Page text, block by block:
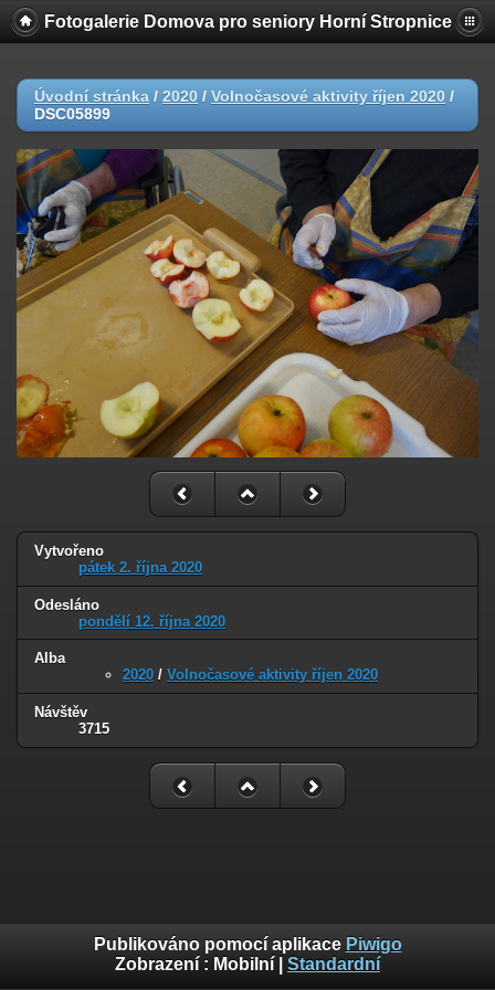
Fotogalerie Domova pro seniory Horní Stropnice
Úvodní stránka / 2020 / Volnočasové aktivity říjen 2020 /
DSC05899
Vytvořeno
pátek 2. října 2020
Odesláno
pondělí 12. října 2020
Alba
2020 / Volnočasové aktivity říjen 2020
Návštěv
3715
Publikováno pomocí aplikace Piwigo
Zobrazení : Mobilní Standardní